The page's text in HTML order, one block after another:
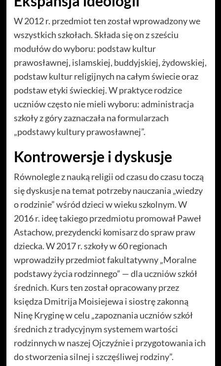
W 2012 r. przedmiot ten został wprowadzony we
wszystkich szkołach. Składa się on z sześciu
modułów do wyboru: podstaw kultur
prawosławnej, islamskiej, buddyjskiej, żydowskiej,
podstaw kultur religijnych na całym świecie oraz
podstaw etyki świeckiej. W praktyce rodzice
uczniów często nie mieli wyboru: administracja
szkoły z góry zaznaczała na formularzach
„podstawy kultury prawosławnej”.
Kontrowersje i dyskusje
Równolegle z nauką religii od czasu do czasu toczą
się dyskusje na temat potrzeby nauczania „wiedzy
o rodzinie” wśród dzieci w wieku szkolnym. W
2016 r. ideę takiego przedmiotu promował Paweł
Astachow, prezydencki komisarz do spraw praw
dziecka. W 2017 r. szkoły w 60 regionach
wprowadziły przedmiot fakultatywny „Moralne
podstawy życia rodzinnego” — dla uczniów szkół
średnich. Kurs ten został opracowany przez
księdza Dmitrija Moisiejewa i siostrę zakonną
Ninę Kryginę w celu „zapoznania uczniów szkół
średnich z tradycyjnym systemem wartości
rodzinnych w naszej Ojczyźnie i przygotowania ich
do stworzenia silnej i szczęśliwej rodziny”.